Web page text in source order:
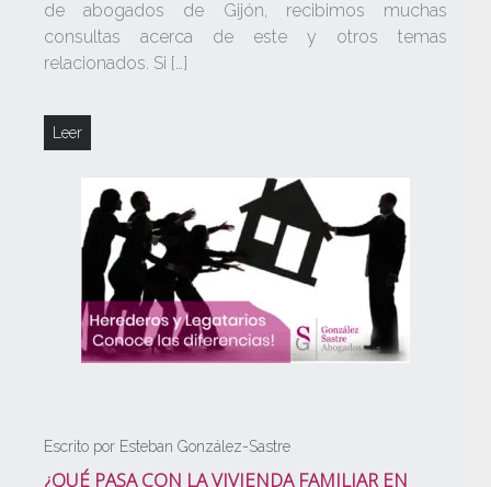
de abogados de Gijón, recibimos muchas
consultas acerca de este y otros temas
relacionados. Si […]
Leer
Escrito por Esteban González-Sastre
¿QUÉ PASA CON LA VIVIENDA FAMILIAR EN